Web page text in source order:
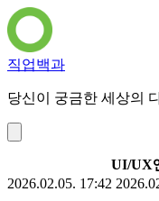
직업백과
당신이 궁금한 세상의
UI/UX
2026.02.05. 17:42